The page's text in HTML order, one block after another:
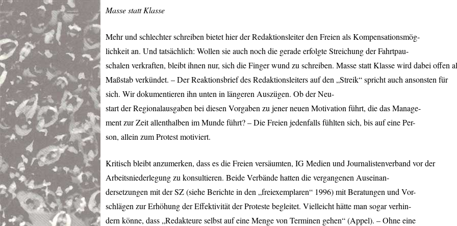
Masse statt Klasse
Mehr und schlechter schreiben bietet hier der Redaktionsleiter den Freien als Kompensationsmög-
lichkeit an. Und tatsächlich: Wollen sie auch noch die gerade erfolgte Streichung der Fahrtpau-
schalen verkraften, bleibt ihnen nur, sich die Finger wund zu schreiben. Masse statt Klasse wird dabei offen
Maßstab verkündet. – Der Reaktionsbrief des Redaktionsleiters auf den „Streik“ spricht auch ansonsten für
sich. Wir dokumentieren ihn unten in längeren Auszügen. Ob der Neu-
start der Regionalausgaben bei diesen Vorgaben zu jener neuen Motivation führt, die das Manage-
ment zur Zeit allenthalben im Munde führt? – Die Freien jedenfalls fühlten sich, bis auf eine Per-
son, allein zum Protest motiviert.
Kritisch bleibt anzumerken, dass es die Freien versäumten, IG Medien und Journalistenverband vor der
Arbeitsniederlegung zu konsultieren. Beide Verbände hatten die vergangenen Auseinan-
dersetzungen mit der SZ (siehe Berichte in den „freiexemplaren“ 1996) mit Beratungen und Vor-
schlägen zur Erhöhung der Effektivität der Proteste begleitet. Vielleicht hätte man sogar verhin-
dern könne, dass „Redakteure selbst auf eine Menge von Terminen gehen“ (Appel). – Ohne eine